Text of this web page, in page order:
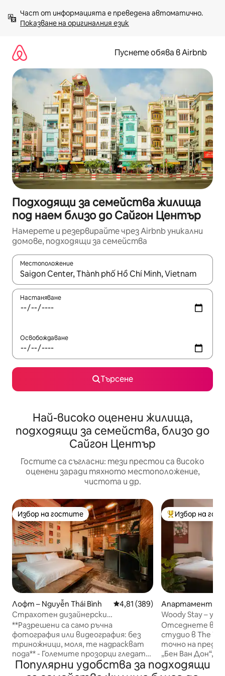
към
съдържанието
Показване на оригиналния език
Пуснете обява в Airbnb
Подходящи за семейства жилища
под наем близо до Сайгон Център
Намерете и резервирайте чрез Airbnb уникални
домове, подходящи за семейства
Местоположение
Когато резултатите се покажат, използвайте
Настаняване
Освобождаване
Търсене
Най-високо оценени жилища,
подходящи за семейства, близо до
Сайгон Център
Гостите са съгласни: тези престои са високо
оценени заради тяхното местоположение,
чистота и др.
Избор на гостите
Избор на гостите
Лофт – Nguyễn Thái Bình Средна оценка: 4,81 от 5,
4,81 (389)
Страхотен дизайнерски
апартамент със зашеметяващи
ретро детайли
**Разрешени са само ръчна
фотография или видеография: без
триножници, моля, те надраскват
пода** - Големите прозорци гледат
към улица с дървета, облицована с
тамаринд, и от другата страна на
Най-популярен
Избор на
Апартамент –
Woody Stay –
Vien 6 минути,
Отседнете в
студио в The
точно на
„Бен Ван Дон“,
район 1, с
Сайгон.
Популярни удобства за подходящи